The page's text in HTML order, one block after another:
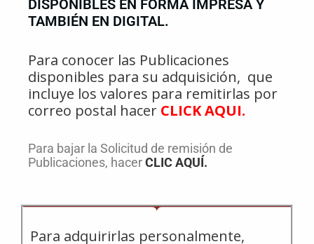
DISPONIBLES EN FORMA IMPRESA Y
TAMBIÉN EN DIGITAL.
Para conocer las Publicaciones
disponibles para su adquisición, que
incluye los valores para remitirlas por
correo postal hacer CLICK AQUI.
Para bajar la Solicitud de remisión de
Publicaciones, hacerCLIC AQUÍ.
Para adquirirlas personalmente,